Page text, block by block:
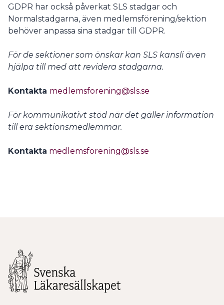
GDPR har också påverkat SLS stadgar och
Normalstadgarna, även medlemsförening/sektion
behöver anpassa sina stadgar till GDPR.
För de sektioner som önskar kan SLS kansli även
hjälpa till med att revidera stadgarna.
Kontakta medlemsforening@sls.se
För kommunikativt stöd när det gäller information
till era sektionsmedlemmar.
Kontakta medlemsforening@sls.se